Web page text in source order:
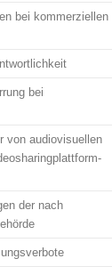
bei kommerziellen
bei
von audiovisuellen
der nach